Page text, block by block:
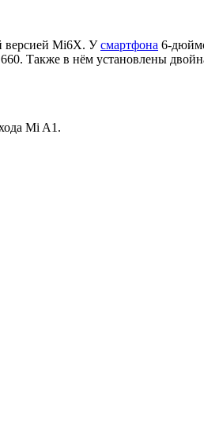
версией Mi6X. Усмартфона 6-
Также в нём установлены
Mi A1.